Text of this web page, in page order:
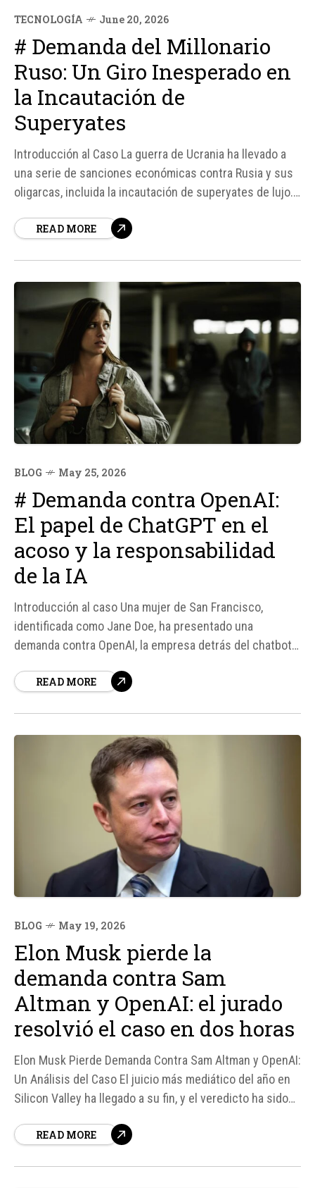
TECNOLOGÍA June 20, 2026
# Demanda del Millonario
Ruso: Un Giro Inesperado en
la Incautación de
Superyates
Introducción al Caso La guerra de Ucrania ha llevado a
una serie de sanciones económicas contra Rusia y sus
oligarcas, incluida la incautación de superyates de lujo.
Yacht A, propiedad del magnate ruso Andrey
READ MORE
BLOG May 25, 2026
# Demanda contra OpenAI:
El papel de ChatGPT en el
acoso y la responsabilidad
de la IA
Introducción al caso Una mujer de San Francisco,
identificada como Jane Doe, ha presentado una
demanda contra OpenAI, la empresa detrás del chatbot
inteligencia artificial reforzara las ideas delirantes de su
READ MORE
BLOG May 19, 2026
Elon Musk pierde la
demanda contra Sam
Altman y OpenAI: el jurado
resolvió el caso en dos horas
Elon Musk Pierde Demanda Contra Sam Altman y OpenAI:
Un Análisis del Caso El juicio más mediático del año en
Silicon Valley ha llegado a su fin, y el veredicto ha sido
de comparecencias y testimonios, el jurado federal ha
READ MORE